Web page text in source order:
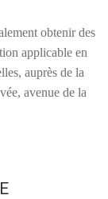
obtenir des
applicable en
auprès de la
avenue de la